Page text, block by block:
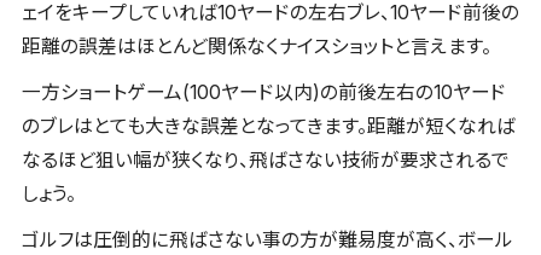
ェイをキープしていれば10ヤードの左右ブレ、10ヤード前後の
距離の誤差はほとんど関係なくナイスショットと言えます。
一方ショートゲーム(100ヤード以内)の前後左右の10ヤード
のブレはとても大きな誤差となってきます。距離が短くなれば
なるほど狙い幅が狭くなり、飛ばさない技術が要求されるで
しょう。
ゴルフは圧倒的に飛ばさない事の方が難易度が高く、ボール